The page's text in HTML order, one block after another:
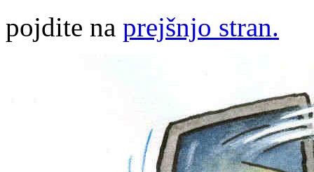
pojdite na prejšnjo stran.